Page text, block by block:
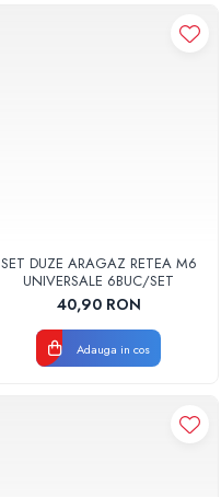
SET DUZE ARAGAZ RETEA M6
UNIVERSALE 6BUC/SET
40,90 RON
Adauga in cos